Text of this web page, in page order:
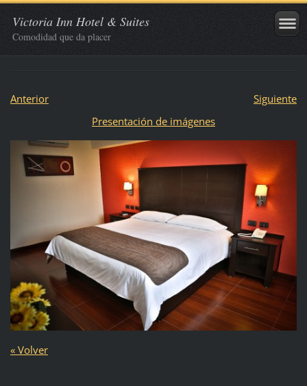
Victoria Inn Hotel & Suites
Comodidad que da placer
Anterior
Siguiente
Presentación de imágenes
« Volver